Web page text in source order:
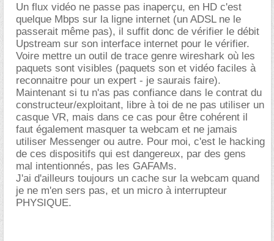
Un flux vidéo ne passe pas inaperçu, en HD c'est
quelque Mbps sur la ligne internet (un ADSL ne le
passerait même pas), il suffit donc de vérifier le débit
Upstream sur son interface internet pour le vérifier.
Voire mettre un outil de trace genre wireshark où les
paquets sont visibles (paquets son et vidéo faciles à
reconnaitre pour un expert - je saurais faire).
Maintenant si tu n'as pas confiance dans le contrat du
constructeur/exploitant, libre à toi de ne pas utiliser un
casque VR, mais dans ce cas pour être cohérent il
faut également masquer ta webcam et ne jamais
utiliser Messenger ou autre. Pour moi, c'est le hacking
de ces dispositifs qui est dangereux, par des gens
mal intentionnés, pas les GAFAMs.
J'ai d'ailleurs toujours un cache sur la webcam quand
je ne m'en sers pas, et un micro à interrupteur
PHYSIQUE.